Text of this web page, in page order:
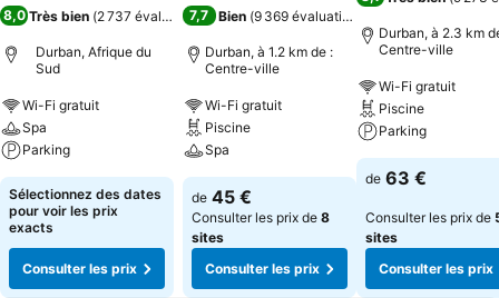
8,0 Très bien (2 737 évaluations)
Durban, Afrique du
Sud
Wi-Fi gratuit
Spa
Parking
Sélectionnez des dates
pour voir les prix
exacts
Consulter les prix
7,7 Bien (9 369 évaluations
Durban, à 1.2 km de :
Centre-ville
Wi-Fi gratuit
Piscine
Spa
de 45 €
Consulter les prix de 8
sites
Consulter les prix
Durban, à 2.3 km
Centre-ville
Wi-Fi gratuit
Piscine
Parking
de 63 €
Consulter les prix de
sites
Consulter les prix